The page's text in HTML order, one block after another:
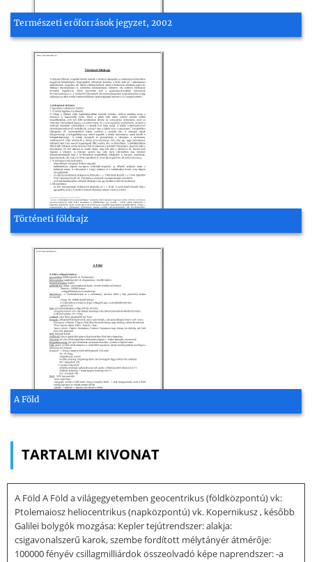
Természeti erőforrások jegyzet, 2002
Történeti földrajz
A Föld
TARTALMI KIVONAT
A Föld A Föld a világegyetemben geocentrikus (földközpontú) vk:
Ptolemaiosz heliocentrikus (napközpontú) vk. Kopernikusz , később
Galilei bolygók mozgása: Kepler tejútrendszer: alakja:
csigavonalszerű karok, szembe fordított mélytányér átmérője:
100000 fényév csillagmilliárdok összeolvadó képe naprendszer: -a